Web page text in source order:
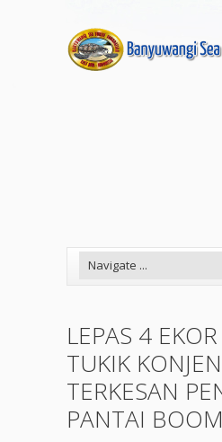
LEPAS 4 EKOR
TUKIK
TERKESAN
PANTAI BOOM